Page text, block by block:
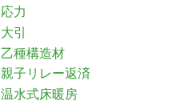
応力
大引
乙種構造材
親子リレー返済
温水式床暖房